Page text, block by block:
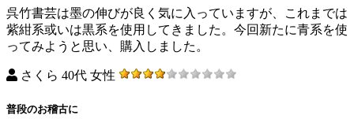
呉竹書芸は墨の伸びが良く気に入っていますが、これまでは
紫紺系或いは黒系を使用してきました。今回新たに青系を使
ってみようと思い、購入しました。
さくら 40代 女性
普段のお稽古に